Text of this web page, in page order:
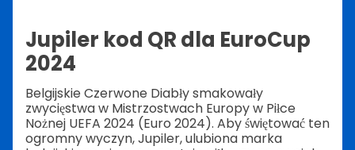
Jupiler kod QR dla EuroCup
2024
Belgijskie Czerwone Diabły smakowały
zwycięstwa w Mistrzostwach Europy w Piłce
Nożnej UEFA 2024 (Euro 2024). Aby świętować ten
ogromny wyczyn, Jupiler, ulubiona marka